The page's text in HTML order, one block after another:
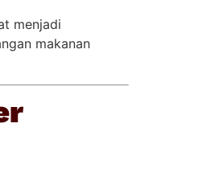
menjadi
makanan